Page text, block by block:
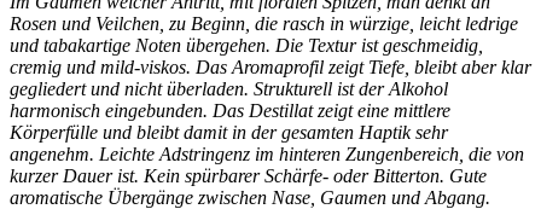
Rosen und Veilchen, zu Beginn, die rasch in würzige, leicht ledrige
und tabakartige Noten übergehen. Die Textur ist geschmeidig,
cremig und mild-viskos. Das Aromaprofil zeigt Tiefe, bleibt aber klar
gegliedert und nicht überladen. Strukturell ist der Alkohol
harmonisch eingebunden. Das Destillat zeigt eine mittlere
Körperfülle und bleibt damit in der gesamten Haptik sehr
angenehm. Leichte Adstringenz im hinteren Zungenbereich, die von
kurzer Dauer ist. Kein spürbarer Schärfe- oder Bitterton. Gute
aromatische Übergänge zwischen Nase, Gaumen und Abgang.